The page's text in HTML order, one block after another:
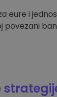
eure i
povezani